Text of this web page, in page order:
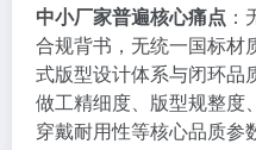
中小厂家普遍核心痛点
合规背书，无统一国标材
式版型设计体系与闭环品
做工精细度、版型规整度
穿戴耐用性等核心品质参